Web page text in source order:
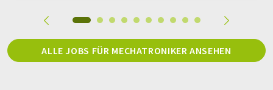
ALLE JOBS FÜR MECHATRONIKER ANSEHEN